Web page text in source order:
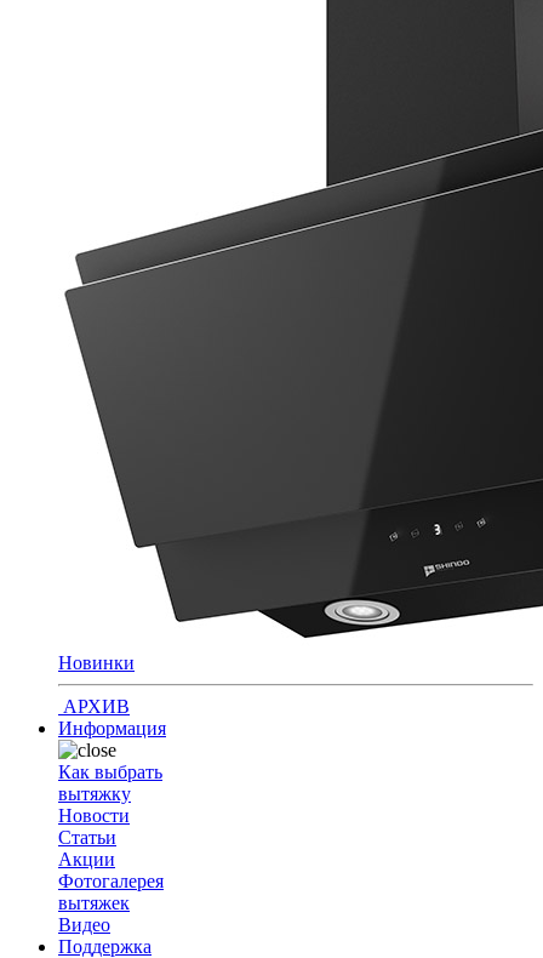
Новинки
АРХИВ
Информация
Как выбрать
вытяжку
Новости
Статьи
Акции
Фотогалерея
вытяжек
Видео
Поддержка